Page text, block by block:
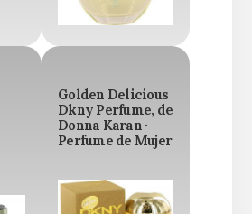
Golden Delicious
Dkny Perfume, de
Donna Karan ·
Perfume de Mujer